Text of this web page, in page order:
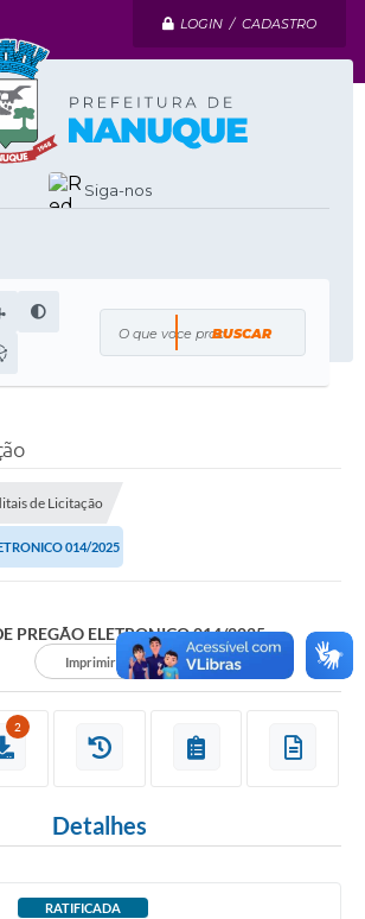
LOGIN / CADASTRO
Siga-nos
O que voce procura?
de Licitação
014/2025
PREGÃO ELETRONICO 014/2025
Imprimir
2
Detalhes
RATIFICADA